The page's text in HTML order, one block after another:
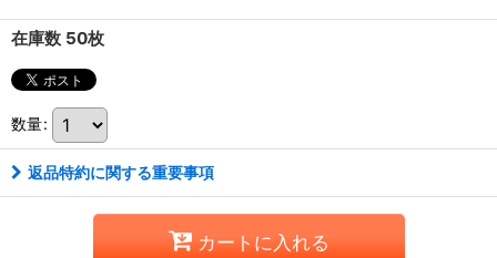
在庫数 50枚
数量:
返品特約に関する重要事項
カートに入れる